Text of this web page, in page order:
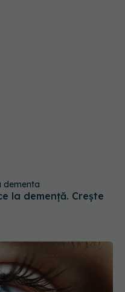
la demență. Crește